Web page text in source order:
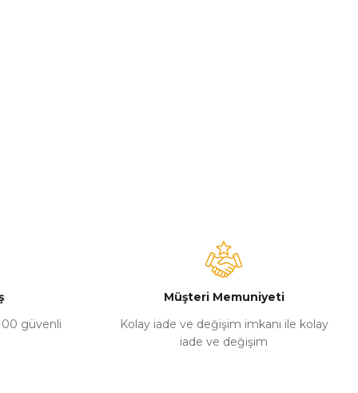
güvenli
Müşteri Memuniyeti
Kolay iade ve değişim imkanı ile kolay
iade ve değişim